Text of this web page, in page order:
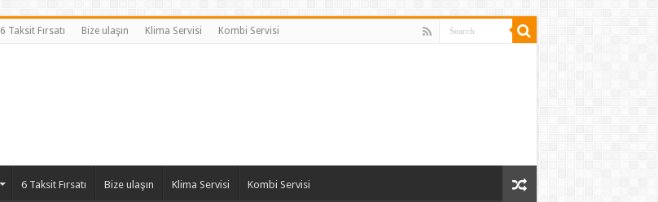
6 Taksit Fırsatı Bize ulaşın Klima Servisi Kombi Servisi
6 Taksit Fırsatı Bize ulaşın Klima Servisi Kombi Servisi